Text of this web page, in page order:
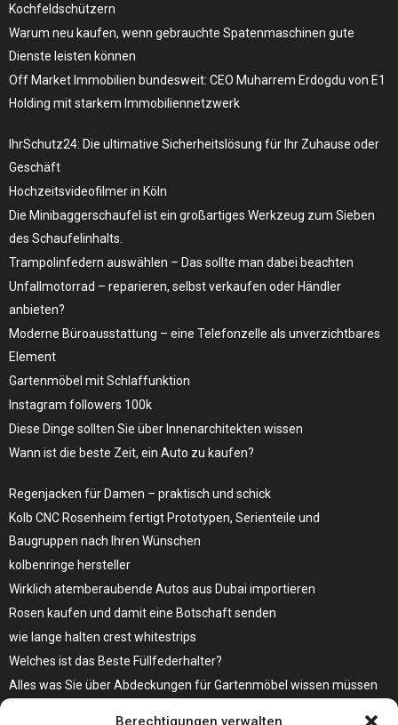
Berechtigungen verwalten
Kochfeldschützern
Warum neu kaufen, wenn gebrauchte Spatenmaschinen gute
Dienste leisten können
Off Market Immobilien bundesweit: CEO Muharrem Erdogdu von E1
Holding mit starkem Immobiliennetzwerk
IhrSchutz24: Die ultimative Sicherheitslösung für Ihr Zuhause oder
Geschäft
Hochzeitsvideofilmer in Köln
Die Minibaggerschaufel ist ein großartiges Werkzeug zum Sieben
des Schaufelinhalts.
Trampolinfedern auswählen – Das sollte man dabei beachten
Unfallmotorrad – reparieren, selbst verkaufen oder Händler
anbieten?
Moderne Büroausstattung – eine Telefonzelle als unverzichtbares
Element
Gartenmöbel mit Schlaffunktion
Instagram followers 100k
Diese Dinge sollten Sie über Innenarchitekten wissen
Wann ist die beste Zeit, ein Auto zu kaufen?
Regenjacken für Damen – praktisch und schick
Kolb CNC Rosenheim fertigt Prototypen, Serienteile und
Baugruppen nach Ihren Wünschen
kolbenringe hersteller
Wirklich atemberaubende Autos aus Dubai importieren
Rosen kaufen und damit eine Botschaft senden
wie lange halten crest whitestrips
Welches ist das Beste Füllfederhalter?
Alles was Sie über Abdeckungen für Gartenmöbel wissen müssen